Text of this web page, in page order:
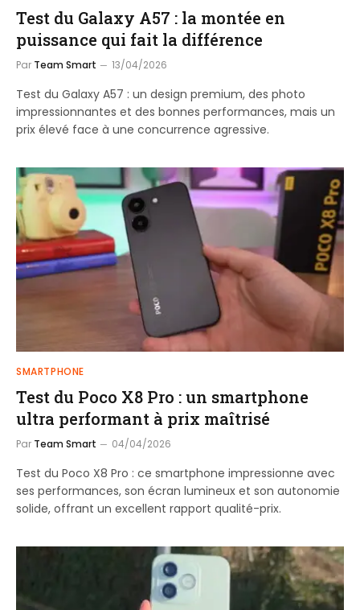
Test du Galaxy A57 : la montée en
puissance qui fait la différence
Par Team Smart 13/04/2026
Test du Galaxy A57 : un design premium, des photo
impressionnantes et des bonnes performances, mais un
prix élevé face à une concurrence agressive.
SMARTPHONE
Test du Poco X8 Pro : un smartphone
ultra performant à prix maîtrisé
Par Team Smart 04/04/2026
Test du Poco X8 Pro : ce smartphone impressionne avec
ses performances, son écran lumineux et son autonomie
solide, offrant un excellent rapport qualité-prix.